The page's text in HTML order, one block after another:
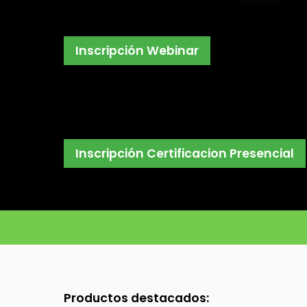
Inscripción Webinar
Inscripción Certificacion Presencial
Productos destacados: